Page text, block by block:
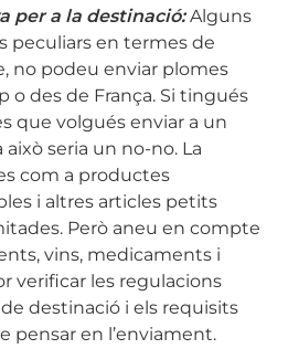
per a la destinació:Alguns
peculiars en termes de
no podeu enviar plomes
o des de França. Si tingués
que volgués enviar a un
seria un no-no. La
com a productes
i altres articles petits
Però aneu en compte
vins, medicaments i
verificar les regulacions
destinació i els requisits
pensar en l’enviament.